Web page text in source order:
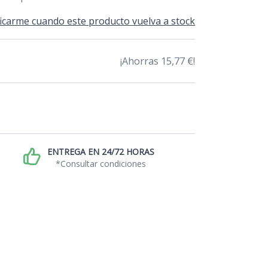
cuando este producto vuelva a stock
¡Ahorras 15,77 €!
ENTREGA EN 24/72 HORAS
*Consultar condiciones